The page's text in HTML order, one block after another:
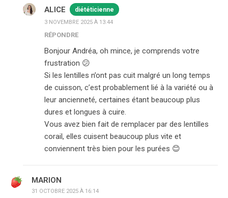
ALICE diététicienne
3 NOVEMBRE 2025 À 13:44
RÉPONDRE
Bonjour Andréa, oh mince, je comprends votre
frustration 😕
Si les lentilles n’ont pas cuit malgré un long temps
de cuisson, c’est probablement lié à la variété ou à
leur ancienneté, certaines étant beaucoup plus
dures et longues à cuire.
Vous avez bien fait de remplacer par des lentilles
corail, elles cuisent beaucoup plus vite et
conviennent très bien pour les purées 😊
MARION
31 OCTOBRE 2025 À 16:14